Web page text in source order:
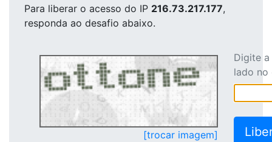
Para liberar o acesso do IP 216.73.217.177,
responda ao desafio abaixo.
[trocar imagem]
Digite
lado no